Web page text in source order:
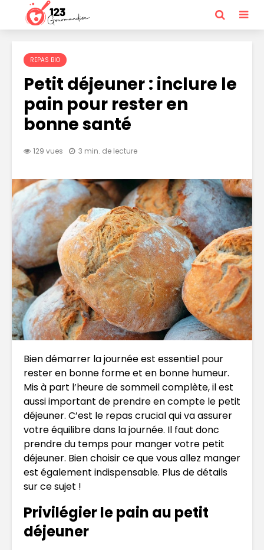
REPAS BIO
Petit déjeuner : inclure le
pain pour rester en
bonne santé
129 vues 3 min. de lecture
Bien démarrer la journée est essentiel pour
rester en bonne forme et en bonne humeur.
Mis à part l’heure de sommeil complète, il est
aussi important de prendre en compte le petit
déjeuner. C’est le repas crucial qui va assurer
votre équilibre dans la journée. Il faut donc
prendre du temps pour manger votre petit
déjeuner. Bien choisir ce que vous allez manger
est également indispensable. Plus de détails
sur ce sujet !
Privilégier le pain au petit
déjeuner